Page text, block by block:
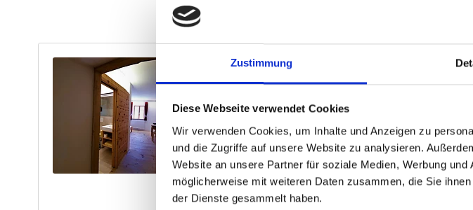
Zustimmung
Diese Webseite verwendet Cookies
Wir verwenden Cookies, um Inhalte und Anzeigen zu
und die Zugriffe auf unsere Website zu analysieren.
Website an unsere Partner für soziale Medien, Werbung
möglicherweise mit weiteren Daten zusammen, die Sie
der Dienste gesammelt haben.